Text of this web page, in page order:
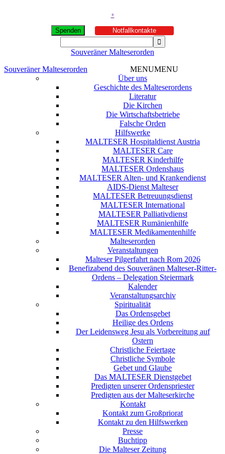
+
Spenden Notfallkontakte
Souveräner Malteserorden
Souveräner Malteserorden
MENUMENU
Über uns
Geschichte des Malteserordens
Literatur
Die Kirchen
Die Wirtschaftsbetriebe
Falsche Orden
Hilfswerke
MALTESER Hospitaldienst Austria
MALTESER Care
MALTESER Kinderhilfe
MALTESER Ordenshaus
MALTESER Alten- und Krankendienst
AIDS-Dienst Malteser
MALTESER Betreuungsdienst
MALTESER International
MALTESER Palliativdienst
MALTESER Rumänienhilfe
MALTESER Medikamentenhilfe
Malteserorden
Veranstaltungen
Malteser Pilgerfahrt nach Rom 2026
Benefizabend des Souveränen Malteser-Ritter-
Ordens – Delegation Steiermark
Kalender
Veranstaltungsarchiv
Spiritualität
Das Ordensgebet
Heilige des Ordens
Der Leidensweg Jesu als Vorbereitung auf
Ostern
Christliche Feiertage
Christliche Symbole
Gebet und Glaube
Das MALTESER Dienstgebet
Predigten unserer Ordenspriester
Predigten aus der Malteserkirche
Kontakt
Kontakt zum Großpriorat
Kontakt zu den Hilfswerken
Presse
Buchtipp
Die Malteser Zeitung